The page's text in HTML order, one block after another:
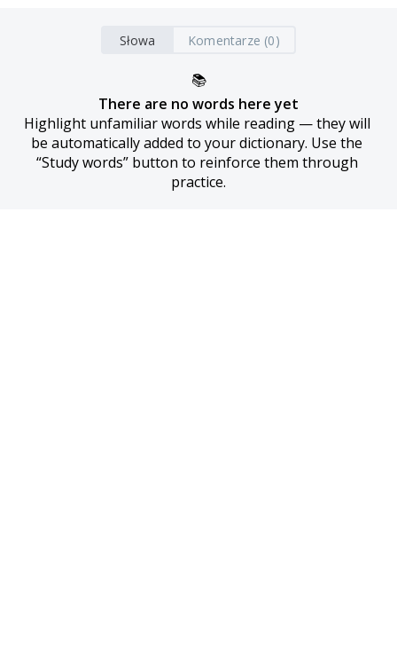
Słowa Komentarze (0)
📚
There are no words here yet
Highlight unfamiliar words while reading — they will
be automatically added to your dictionary. Use the
“Study words” button to reinforce them through
practice.